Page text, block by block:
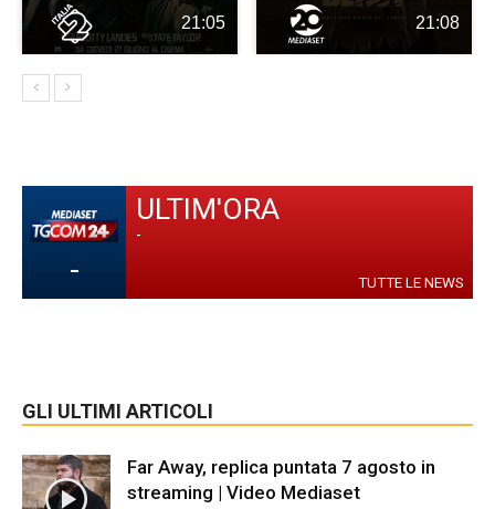
21:05 21:08
-
ULTIM'ORA
-
TUTTE LE NEWS
GLI ULTIMI ARTICOLI
Far Away, replica puntata 7 agosto in
streaming | Video Mediaset